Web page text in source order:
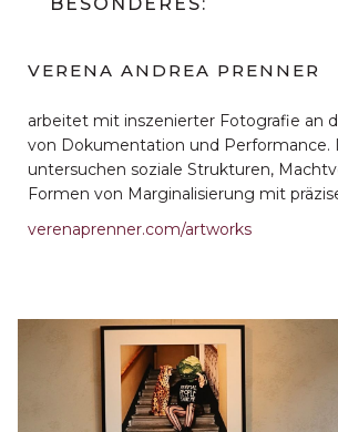
VERENA ANDREA PRENNER
arbeitet mit inszenierter Fotografie an
von Dokumentation und Performance.
untersuchen soziale Strukturen,
Formen von Marginalisierung mit
verenaprenner.com/artworks